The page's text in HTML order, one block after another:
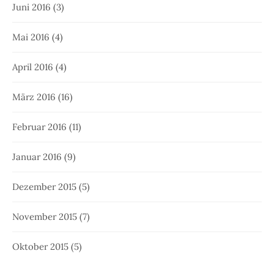
Juni 2016 (3)
Mai 2016 (4)
April 2016 (4)
März 2016 (16)
Februar 2016 (11)
Januar 2016 (9)
Dezember 2015 (5)
November 2015 (7)
Oktober 2015 (5)